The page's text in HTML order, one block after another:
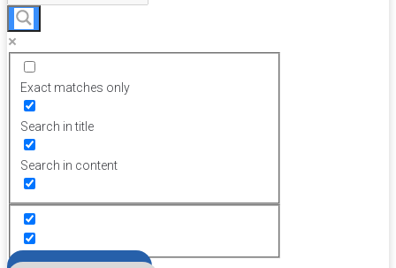
Exact matches only
Search in title
Search in content